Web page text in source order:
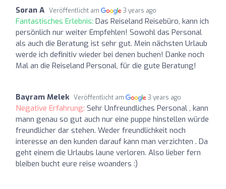
Soran A Veröffentlicht am 3 years ago
Fantastisches Erlebnis: Das Reiseland Reisebüro, kann ich
persönlich nur weiter Empfehlen! Sowohl das Personal
als auch die Beratung ist sehr gut. Mein nächsten Urlaub
werde ich definitiv wieder bei denen buchen! Danke noch
Mal an die Reiseland Personal, für die gute Beratung!
Bayram Melek Veröffentlicht am 3 years ago
Negative Erfahrung: Sehr Unfreundliches Personal , kann
mann genau so gut auch nur eine puppe hinstellen würde
freundlicher dar stehen. Weder freundlichkeit noch
interesse an den kunden darauf kann man verzichten . Da
geht einem die Urlaubs laune verloren. Also lieber fern
bleiben bucht eure reise woanders :)